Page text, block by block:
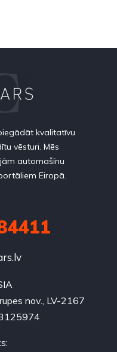
kvalitatīvu
vēsturi. Mēs
automašīnu
Eiropā.
nov., LV-2167